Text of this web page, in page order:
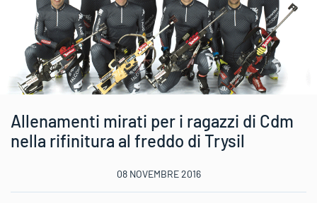
Allenamenti mirati per i ragazzi di Cdm
nella rifinitura al freddo di Trysil
08 NOVEMBRE 2016